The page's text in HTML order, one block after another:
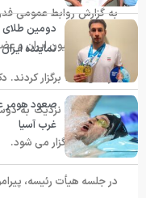
رئیس فدراسیون ایران و
مجارستان برگزار می شود.
در جلسه هیأت رئیسه،
دومین طلای
نماینده
غرب آسیا